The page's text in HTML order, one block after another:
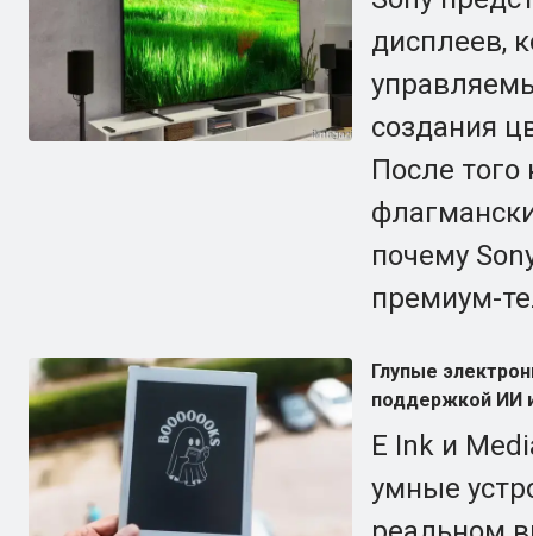
дисплеев,
создания
После
почему
премиум-
Глупые
поддержкой ИИ
E Ink и
умные